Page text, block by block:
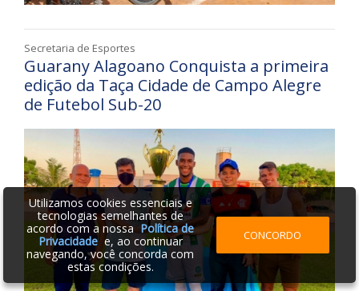
Secretaria de Esportes
Guarany Alagoano Conquista a primeira
edição da Taça Cidade de Campo Alegre
de Futebol Sub-20
Utilizamos cookies essenciais e
tecnologias semelhantes de
acordo com a nossa Política de
Privacidadee, ao continuar
navegando, você concorda com
estas condições.
CONCORDO